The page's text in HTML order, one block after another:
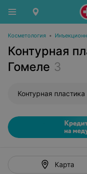
Косметология •
Контурная
Гомеле 3
Контурная пластика
Карта